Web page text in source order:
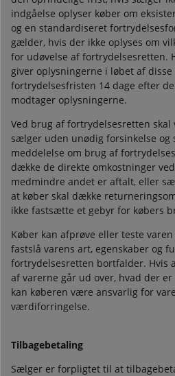
indgåelse oplyser køber om
og en standardiseret
gælder, hvis der ikke oplyses om
for udøvelse af fortrydelsesretten.
giver oplysningerne i løbet af
fortrydelsesfristen 14 dage efter
modtager oplysningerne.
Ved brug af fortrydelsesretten
sælger uden unødig forsinkelse og
meddelelse om brug af
dække de direkte omkostninger
medmindre andet er aftalt, eller
at køber skal dække
ikke fastsætte et gebyr for købers
Køber kan afprøve eller teste
fastslå varens art, egenskaber og
fortrydelsesretten bortfalder. Hvis
af varerne går ud over, hvad der
kan køberen være ansvarlig for
værdiforringelse.
Tilbagebetaling
Sælger er forpligtet til at